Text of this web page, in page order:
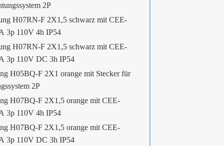
2P
H07RN-F 2X1,5 schwarz mit CEE-
3p 110V 4h IP54
H07RN-F 2X1,5 schwarz mit CEE-
3p 110V DC 3h IP54
H05BQ-F 2X1 orange mit Stecker für
2P
H07BQ-F 2X1,5 orange mit CEE-
3p 110V 4h IP54
H07BQ-F 2X1,5 orange mit CEE-
3p 110V DC 3h IP54